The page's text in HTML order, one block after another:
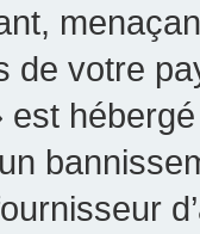
de votre
est